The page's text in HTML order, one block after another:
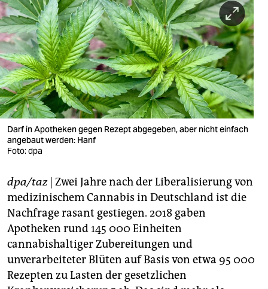
nord
wahrheit
verlag
verlag
veranstaltungen
shop
fragen & hilfe
unterstützen
abo
genossenschaft
epaper login
Darf in Apotheken gegen Rezept abgegeben, aber nicht einfach
angebaut werden: Hanf
Foto: dpa
dpa/taz| Zwei Jahre nach der Liberalisierung von
medizinischem Cannabis in Deutschland ist die
Nachfrage rasant gestiegen. 2018 gaben
Apotheken rund 145 000 Einheiten
cannabishaltiger Zubereitungen und
unverarbeiteter Blüten auf Basis von etwa 95 000
Rezepten zu Lasten der gesetzlichen